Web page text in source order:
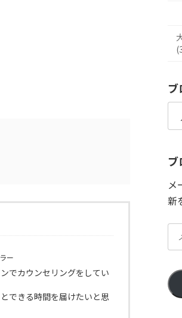
ー
でカウンセリングをしてい
できる時間を届けたいと思
ブ
ブ
グ
ー
イ
ブ
ブ
メ
新
ー
ア
ド